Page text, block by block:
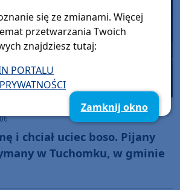
i chciał uciec boso. Pijany
w Tuchomku, w gminie
się ze zmianami. Więcej
przetwarzania Twoich
znajdziesz tutaj:
PORTALU
Zamknij okno